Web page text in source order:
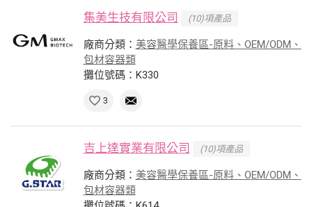
集美生技有限公司 (10)項產品
廠商分類： 美容醫學保養區-原料、OEM/ODM、
包材容器類
攤位號碼：K330
3
吉上達實業有限公司 (10)項產品
廠商分類： 美容醫學保養區-原料、OEM/ODM、
包材容器類